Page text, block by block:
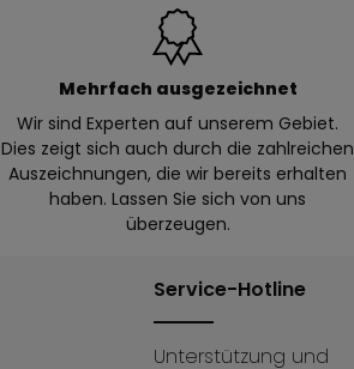
Mehrfach ausgezeichnet
Wir sind Experten auf unserem Gebiet.
Dies zeigt sich auch durch die zahlreichen
Auszeichnungen, die wir bereits erhalten
haben. Lassen Sie sich von uns
überzeugen.
Service-Hotline
Unterstützung und